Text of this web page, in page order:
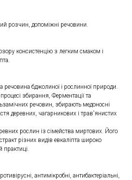
розчин, допоміжні речовини.
консистенцію з легким смаком і
речовина бджолиної і рослинної природи.
збирання, Ферментації та
речовин, збирають медоносні
деревних, чагарникових і трав'янистих
рослин із сімейства миртових. Його
різних видів евкаліпта широко
практиці.
антимікробні, антибактеріальні,